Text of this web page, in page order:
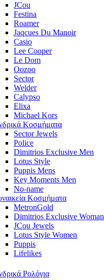
JCou
Festina
Roamer
Jaqcues Du Manoir
Casio
Lee Cooper
Le Dom
Oozoo
Sector
Welder
Calypso
Elixa
Michael Kors
Κοσμήματα
Sector Jewels
Police
Dimitrios Exclusive Men
Lotus Style
Puppis Mens
Key Moments Men
No-name
Κοσμήματα
MetronGold
Dimitrios Exclusive Woman
JCou Jewels
Lotus Style Women
Puppis
Lifelikes
Ρολόγια